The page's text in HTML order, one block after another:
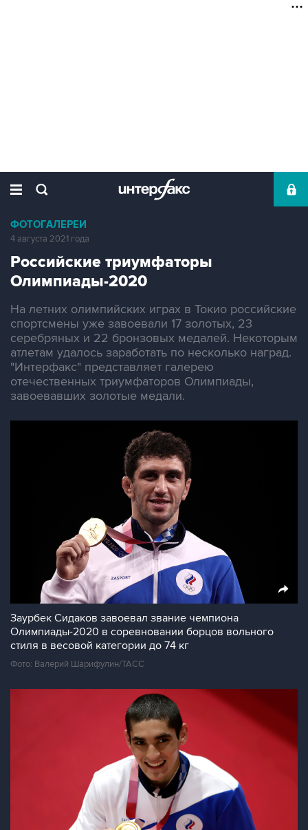
ФОТОГАЛЕРЕИ
4 августа 2021 года
Российские триумфаторы
Олимпиады-2020
На летних олимпийских играх в Токио российские
спортсмены уже завоевали 17 золотых, 23
серебряных и 22 бронзовых медалей. Некоторым
атлетам удалось заработать по несколько наград.
"Интерфакс" представляет галерею
отечественных триумфаторов Олимпиады,
завоевавших золотые медали.
Заурбек Сидаков завоевал звание чемпиона
Олимпиады-2020 в соревновании борцов вольного
стиля в весовой категории до 74 кг
Фото: Валерий Шарифулин/ТАСС